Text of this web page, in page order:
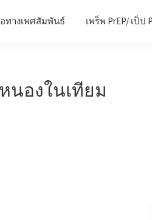
ทางเพศสัมพันธ์ เพร็พ PrEP/ เป็ป
องในเทียม